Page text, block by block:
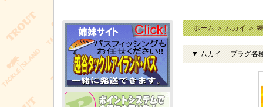
ホーム＞ムカイ＞
▼ ムカイ プラグ各